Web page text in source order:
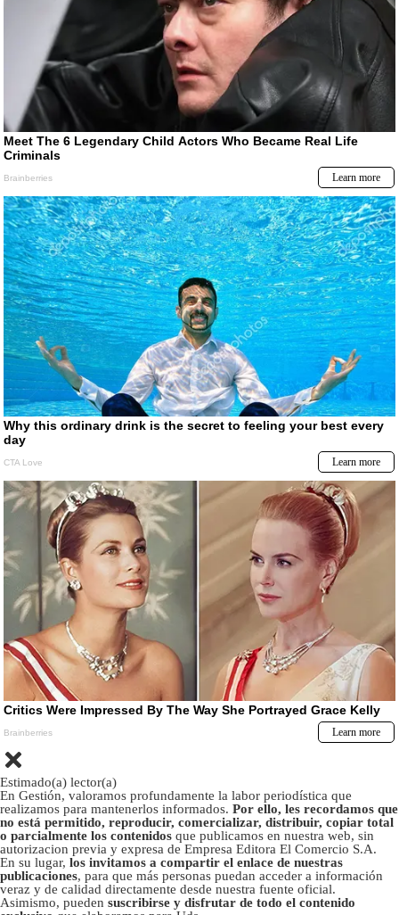
Estimado(a) lector(a)
En Gestión, valoramos profundamente la labor periodística que
realizamos para mantenerlos informados. Por ello, les recordamos que
no está permitido, reproducir, comercializar, distribuir, copiar total
o parcialmente los contenidos que publicamos en nuestra web, sin
autorizacion previa y expresa de Empresa Editora El Comercio S.A.
En su lugar, los invitamos a compartir el enlace de nuestras
publicaciones, para que más personas puedan acceder a información
veraz y de calidad directamente desde nuestra fuente oficial.
Asimismo, pueden suscribirse y disfrutar de todo el contenido